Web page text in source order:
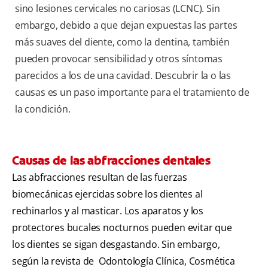
sino lesiones cervicales no cariosas (LCNC). Sin
embargo, debido a que dejan expuestas las partes
más suaves del diente, como la dentina, también
pueden provocar sensibilidad y otros síntomas
parecidos a los de una cavidad. Descubrir la o las
causas es un paso importante para el tratamiento de
la condición.
Causas de las abfracciones dentales
Las abfracciones resultan de las fuerzas
biomecánicas ejercidas sobre los dientes al
rechinarlos y al masticar. Los aparatos y los
protectores bucales nocturnos pueden evitar que
los dientes se sigan desgastando. Sin embargo,
según la revista de Odontología Clínica, Cosmética